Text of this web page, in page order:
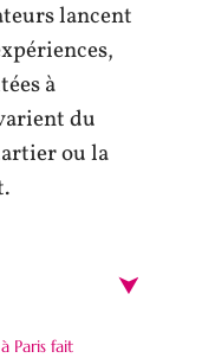
lancent
à
du
ou la
Paris fait